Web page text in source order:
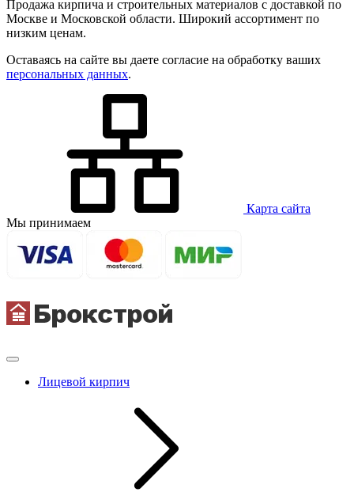
Продажа кирпича и строительных материалов с доставкой по
Москве и Московской области. Широкий ассортимент по
низким ценам.
Оставаясь на сайте вы даете согласие на обработку ваших
персональных данных.
Карта сайта
Мы принимаем
Лицевой кирпич